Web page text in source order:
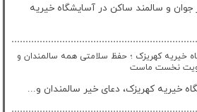
جوان و سالمند ساکن در آسایشگاه خیریه
خیریه کهریزک ؛ حفظ سلامتی همه سالمندان و
نخست ماست
خیریه کهریزک، دعای خیر سالمندان و...